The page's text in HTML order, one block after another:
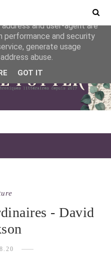
- David
to deliver its services
and user-agent are
performance and security
generate usage
abuse.
GOT IT